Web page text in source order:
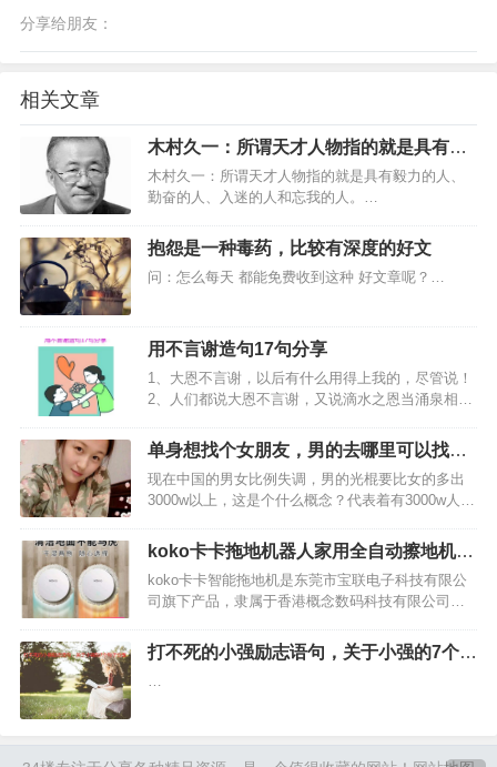
分享给朋友：
相关文章
木村久一：所谓天才人物指的就是具有毅
力的人、勤奋的人、入迷的人和忘我的人
木村久一：所谓天才人物指的就是具有毅力的人、
勤奋的人、入迷的人和忘我的人。…
抱怨是一种毒药，比较有深度的好文
问：怎么每天 都能免费收到这种 好文章呢？…
用不言谢造句17句分享
1、大恩不言谢，以后有什么用得上我的，尽管说！
2、人们都说大恩不言谢，又说滴水之恩当涌泉相
地，只谢朋友，谢谢你风雨一路的陪伴。感恩节快
乐！3、大恩不言谢，我就是结草衔环，也不足为
报。…
单身想找个女朋友，男的去哪里可以找个
女朋友
现在中国的男女比例失调，男的光棍要比女的多出
3000w以上，这是个什么概念？代表着有3000w人是
单身想找个女朋友究竟到哪里找呢？说实话，小编
也是一名单身汉，也正在找女朋友，虽然说，我没
有找到女朋…
koko卡卡拖地机器人家用全自动擦地机推
荐
koko卡卡智能拖地机是东莞市宝联电子科技有限公
司旗下产品，隶属于香港概念数码科技有限公司，
想知道卡卡智能拖地机好用吗，看看下面是网友使
用koko卡卡智能拖地机的相关介绍，希望对大家有
所帮助。1、…
打不死的小强励志语句，关于小强的7个句
…